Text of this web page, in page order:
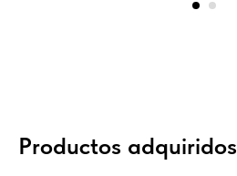
Productos adquiridos